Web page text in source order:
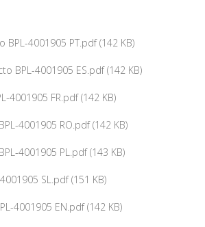
BPL-4001905 PT.pdf (142 KB)
BPL-4001905 ES.pdf (142 KB)
4001905 FR.pdf (142 KB)
4001905 RO.pdf (142 KB)
4001905 PL.pdf (143 KB)
SL.pdf (151 KB)
4001905 EN.pdf (142 KB)